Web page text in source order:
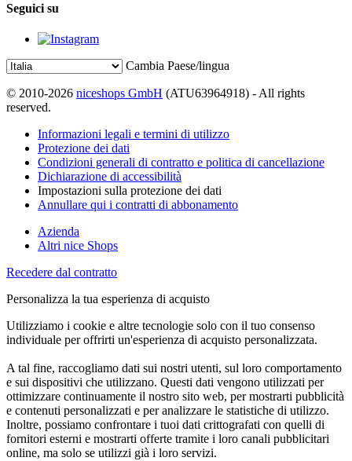
Seguici su
Cambia Paese/lingua
© 2010-2026 niceshops GmbH (ATU63964918) - All rights
reserved.
Informazioni legali e termini di utilizzo
Protezione dei dati
Condizioni generali di contratto e politica di cancellazione
Dichiarazione di accessibilità
Impostazioni sulla protezione dei dati
Annullare qui i contratti di abbonamento
Azienda
Altri nice Shops
Recedere dal contratto
Personalizza la tua esperienza di acquisto
Utilizziamo i cookie e altre tecnologie solo con il tuo consenso
individuale per offrirti un'esperienza di acquisto personalizzata.
A tal fine, raccogliamo dati sui nostri utenti, sul loro comportamento
e sui dispositivi che utilizzano. Questi dati vengono utilizzati per
ottimizzare continuamente il nostro sito web, per mostrarti pubblicità
e contenuti personalizzati e per analizzare le statistiche di utilizzo.
Inoltre, possiamo confrontare i tuoi dati crittografati con quelli di
fornitori esterni e mostrarti offerte tramite i loro canali pubblicitari
online, ma solo se utilizzi già i loro servizi.